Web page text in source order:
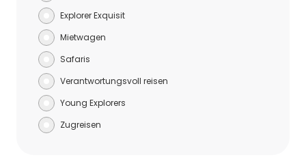
Explorer Exquisit
Mietwagen
Safaris
Verantwortungsvoll reisen
Young Explorers
Zugreisen